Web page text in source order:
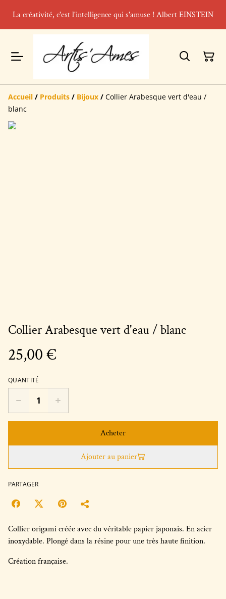
La créativité, c'est l'intelligence qui s'amuse ! Albert EINSTEIN
Accueil / Produits / Bijoux / Collier Arabesque vert d'eau /
blanc
Collier Arabesque vert d'eau / blanc
25,00 €
QUANTITÉ
Acheter
Ajouter au panier
PARTAGER
Collier origami créée avec du véritable papier japonais. En acier
inoxydable. Plongé dans la résine pour une très haute finition.
Création française.